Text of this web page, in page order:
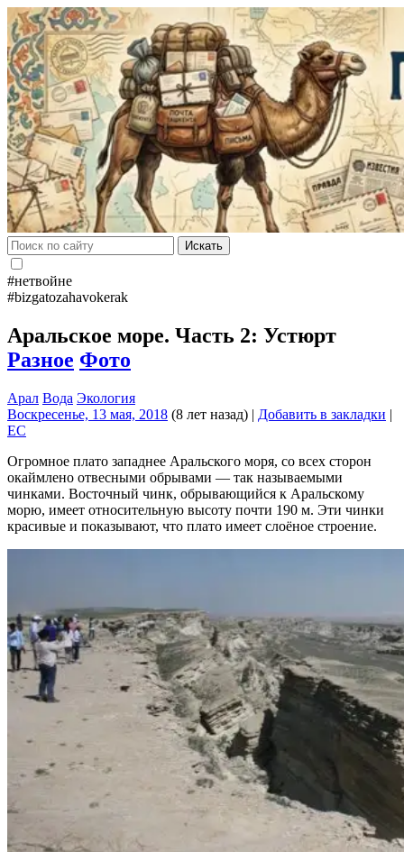
Искать
#нетвойне
#bizgatozahavokerak
Аральское море. Часть 2: Устюрт
Разное Фото
Арал Вода Экология
Воскресенье, 13 мая, 2018 (8 лет назад) | Добавить в закладки |
EC
Огромное плато западнее Аральского моря, со всех сторон
окаймлено отвесными обрывами — так называемыми
чинками. Восточный чинк, обрывающийся к Аральскому
морю, имеет относительную высоту почти 190 м. Эти чинки
красивые и показывают, что плато имеет слоёное строение.